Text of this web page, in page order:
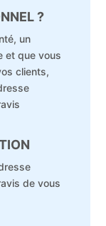
?
un
et que vous
clients,
de vous